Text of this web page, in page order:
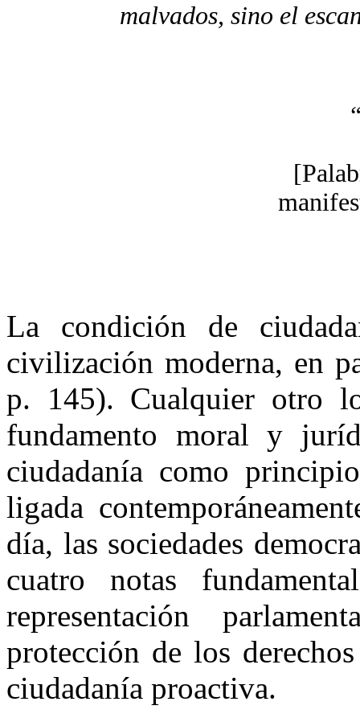
malvados, sino el
La condición de
civilización moderna, en
p. 145). Cualquier otro
fundamento moral y
ciudadanía como
ligada
día, las sociedades
cuatro notas
representación
protección de los
ciudadanía proactiva.